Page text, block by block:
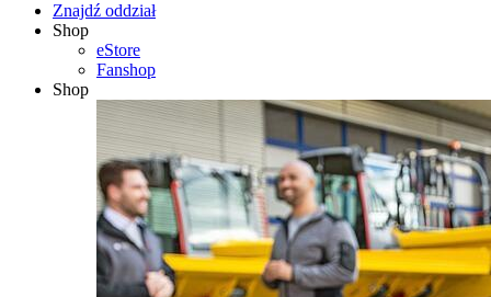
Znajdź oddział
Shop
eStore
Fanshop
Shop